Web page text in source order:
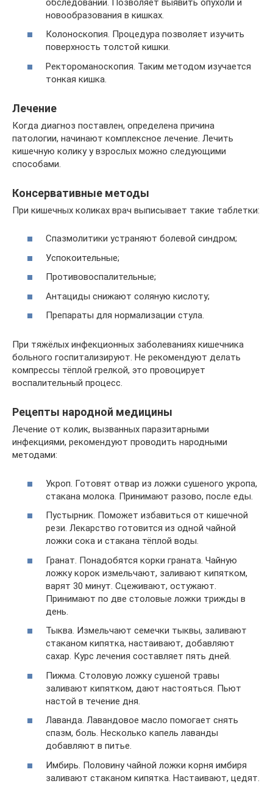
новообразования в кишках.
Колоноскопия. Процедура позволяет изучить
поверхность толстой кишки.
Ректороманоскопия. Таким методом изучается
тонкая кишка.
Лечение
Когда диагноз поставлен, определена причина
патологии, начинают комплексное лечение. Лечить
кишечную колику у взрослых можно следующими
способами.
Консервативные методы
При кишечных коликах врач выписывает такие таблетки:
Спазмолитики устраняют болевой синдром;
Успокоительные;
Противовоспалительные;
Антациды снижают соляную кислоту;
Препараты для нормализации стула.
При тяжёлых инфекционных заболеваниях кишечника
больного госпитализируют. Не рекомендуют делать
компрессы тёплой грелкой, это провоцирует
воспалительный процесс.
Рецепты народной медицины
Лечение от колик, вызванных паразитарными
инфекциями, рекомендуют проводить народными
методами:
Укроп. Готовят отвар из ложки сушеного укропа,
стакана молока. Принимают разово, после еды.
Пустырник. Поможет избавиться от кишечной
рези. Лекарство готовится из одной чайной
ложки сока и стакана тёплой воды.
Гранат. Понадобятся корки граната. Чайную
ложку корок измельчают, заливают кипятком,
варят 30 минут. Сцеживают, остужают.
Принимают по две столовые ложки трижды в
день.
Тыква. Измельчают семечки тыквы, заливают
стаканом кипятка, настаивают, добавляют
сахар. Курс лечения составляет пять дней.
Пижма. Столовую ложку сушеной травы
заливают кипятком, дают настояться. Пьют
настой в течение дня.
Лаванда. Лавандовое масло помогает снять
спазм, боль. Несколько капель лаванды
добавляют в питье.
Имбирь. Половину чайной ложки корня имбиря
заливают стаканом кипятка. Настаивают, цедят.